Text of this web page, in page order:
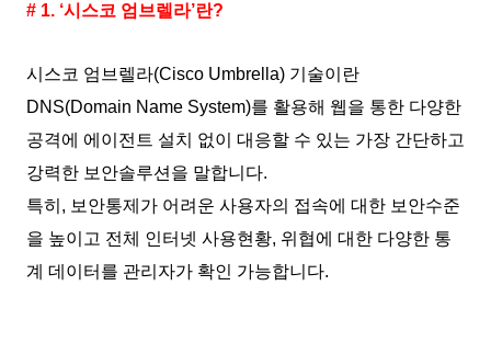
# 1. ‘시스코 엄브렐라’란?
시스코 엄브렐라(Cisco Umbrella) 기술이란
DNS(Domain Name System)를 활용해 웹을 통한 다양한
공격에 에이전트 설치 없이 대응할 수 있는 가장 간단하고
강력한 보안솔루션을 말합니다.
특히, 보안통제가 어려운 사용자의 접속에 대한 보안수준
을 높이고 전체 인터넷 사용현황, 위협에 대한 다양한 통
계 데이터를 관리자가 확인 가능합니다.